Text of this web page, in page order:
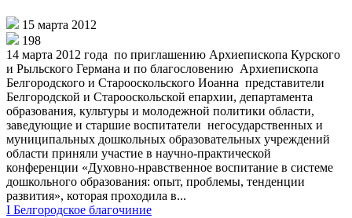
15 марта 2012
198
14 марта 2012 года по приглашению Архиепископа Курского
и Рыльского Германа и по благословению Архиепископа
Белгородского и Старооскольского Иоанна представители
Белгородской и Старооскольской епархии, департамента
образования, культуры и молодежной политики области,
заведующие и старшие воспитатели негосударственных и
муниципальных дошкольных образовательных учреждений
области приняли участие в научно-практической
конференции «Духовно-нравственное воспитание в системе
дошкольного образования: опыт, проблемы, тенденции
развития», которая проходила в...
I Белгородское благочиние